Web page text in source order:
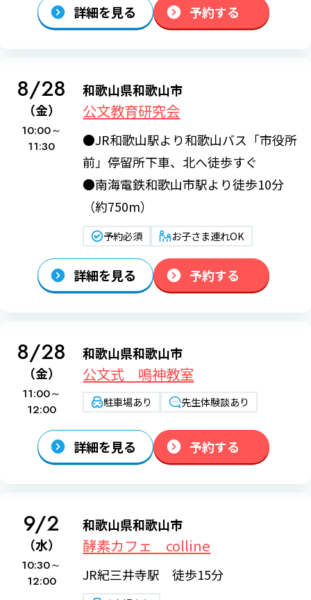
詳細を見る 予約する
8/28
（金）
10:00～
11:30
和歌山県和歌山市
公文教育研究会
●JR和歌山駅より和歌山バス「市役所
前」停留所下車、北へ徒歩すぐ
●南海電鉄和歌山市駅より徒歩10分
（約750m）
予約必須 お子さま連れOK
詳細を見る 予約する
8/28
（金）
11:00～
12:00
和歌山県和歌山市
公文式 鳴神教室
駐車場あり 先生体験談あり
詳細を見る 予約する
9/2
（水）
10:30～
12:00
和歌山県和歌山市
酵素カフェ colline
JR紀三井寺駅 徒歩15分